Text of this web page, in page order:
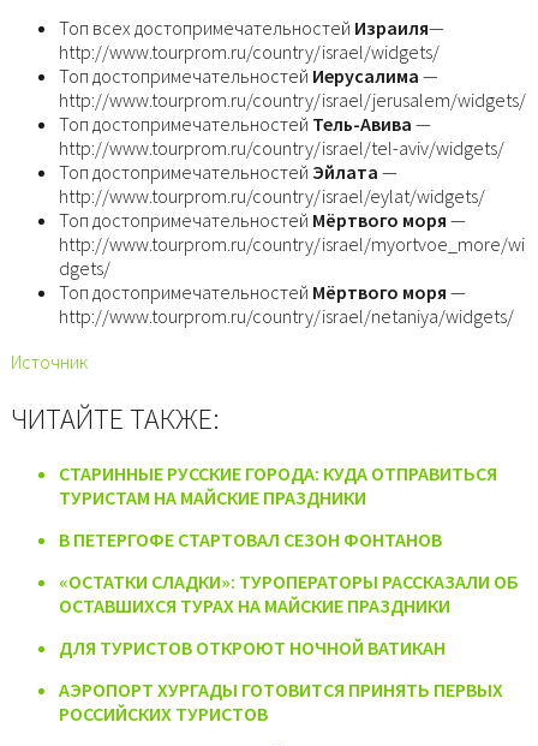
Топ всех достопримечательностей Израиля—
http://www.tourprom.ru/country/israel/widgets/
Топ достопримечательностей Иерусалима —
http://www.tourprom.ru/country/israel/jerusalem/widgets/
Топ достопримечательностей Тель-Авива —
http://www.tourprom.ru/country/israel/tel-aviv/widgets/
Топ достопримечательностей Эйлата —
http://www.tourprom.ru/country/israel/eylat/widgets/
Топ достопримечательностей Мёртвого моря —
http://www.tourprom.ru/country/israel/myortvoe_more/wi
dgets/
Топ достопримечательностей Мёртвого моря —
http://www.tourprom.ru/country/israel/netaniya/widgets/
Источник
ЧИТАЙТЕ ТАКЖЕ:
СТАРИННЫЕ РУССКИЕ ГОРОДА: КУДА ОТПРАВИТЬСЯ
ТУРИСТАМ НА МАЙСКИЕ ПРАЗДНИКИ
В ПЕТЕРГОФЕ СТАРТОВАЛ СЕЗОН ФОНТАНОВ
«ОСТАТКИ СЛАДКИ»: ТУРОПЕРАТОРЫ РАССКАЗАЛИ ОБ
ОСТАВШИХСЯ ТУРАХ НА МАЙСКИЕ ПРАЗДНИКИ
ДЛЯ ТУРИСТОВ ОТКРОЮТ НОЧНОЙ ВАТИКАН
АЭРОПОРТ ХУРГАДЫ ГОТОВИТСЯ ПРИНЯТЬ ПЕРВЫХ
РОССИЙСКИХ ТУРИСТОВ